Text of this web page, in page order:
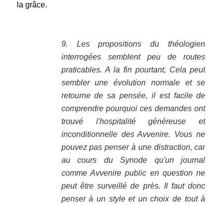
la grâce.
9. Les propositions du théologien
interrogées semblent peu de routes
praticables. A la fin pourtant, Cela peut
sembler une évolution normale et se
retourne de sa pensée, il est facile de
comprendre pourquoi ces demandes ont
trouvé l'hospitalité généreuse et
inconditionnelle des Avvenire. Vous ne
pouvez pas penser à une distraction, car
au cours du Synode qu'un journal
comme Avvenire public en question ne
peut être surveillé de près. Il faut donc
penser à un style et un choix de tout à